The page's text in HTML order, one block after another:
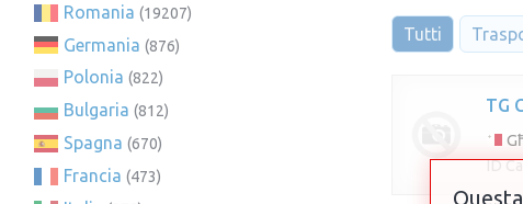
Romania (19207)
Germania (876)
Polonia (822)
Bulgaria (812)
Spagna (670)
Francia (473)
Tutti
TG
ID